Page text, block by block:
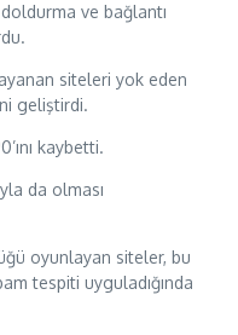
ve bağlantı
siteleri yok eden
geliştirdi.
kaybetti.
da olması
oyunlayan siteler, bu
tespiti uyguladığında